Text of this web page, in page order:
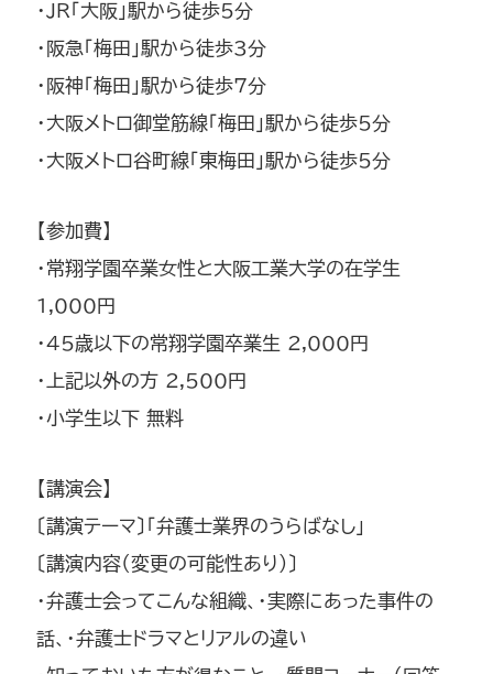
・JR「大阪」駅から徒歩5分
・阪急「梅田」駅から徒歩3分
・阪神「梅田」駅から徒歩7分
・大阪メトロ御堂筋線「梅田」駅から徒歩5分
・大阪メトロ谷町線「東梅田」駅から徒歩5分
【参加費】
・常翔学園卒業女性と大阪工業大学の在学生
1,000円
・45歳以下の常翔学園卒業生 2,000円
・上記以外の方 2,500円
・小学生以下 無料
【講演会】
〔講演テーマ〕「弁護士業界のうらばなし」
〔講演内容（変更の可能性あり）〕
・弁護士会ってこんな組織、・実際にあった事件の
話、・弁護士ドラマとリアルの違い